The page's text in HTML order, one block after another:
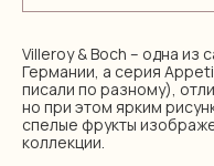
Villeroy & Boch – одна из
Германии, а серия
писали по разному),
но при этом ярким
спелые фрукты
коллекции.